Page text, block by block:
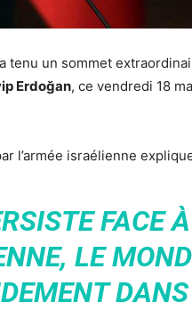
tenu un sommet
Erdoğan, ce vendredi 18
l’armée israélienne
FACE
LE